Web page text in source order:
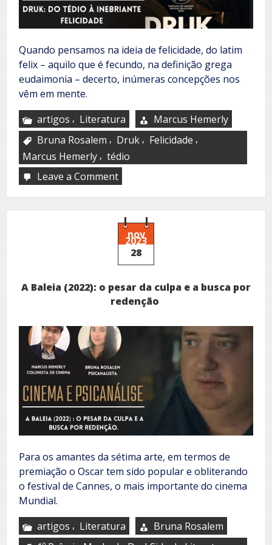
Quando pensamos na ideia de felicidade, do latim
felix – aquilo que é fecundo, na definição grega
eudaimonia – decerto, inúmeras concepções nos
vêm em mente.
artigos , Literatura
Marcus Hemerly
Bruna Rosalem , Druk , Felicidade ,
Marcus Hemerly , tédio
Leave a Commenton
Do
tédio
à
inebriante
felicidade
nov
2023
28
A Baleia (2022): o pesar da culpa e a busca por
redenção
Para os amantes da sétima arte, em termos de
premiação o Oscar tem sido popular e obliterando
o festival de Cannes, o mais importante do cinema
Mundial.
artigos , Literatura
Bruna Rosalem